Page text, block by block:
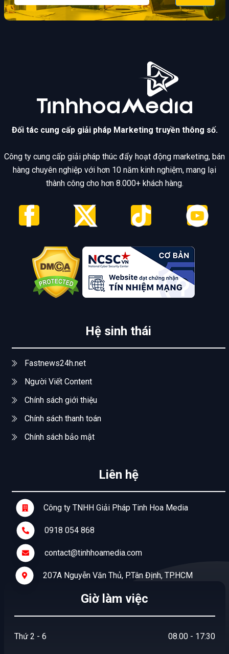
Đối tác cung cấp giải pháp Marketing truyền thông số.
Công ty cung cấp giải pháp thúc đẩy hoạt động marketing, bán
hàng chuyên nghiệp với hơn 10 năm kinh nghiệm, mang lại
thành công cho hơn 8.000+ khách hàng.
Hệ sinh thái
Fastnews24h.net
Người Viết Content
Chính sách giới thiệu
Chính sách thanh toán
Chính sách bảo mật
Liên hệ
Công ty TNHH Giải Pháp Tinh Hoa Media
0918 054 868
contact@tinhhoamedia.com
207A Nguyễn Văn Thủ, P.Tân Định, TP.HCM
Giờ làm việc
Thứ 2 - 6 08.00 - 17:30